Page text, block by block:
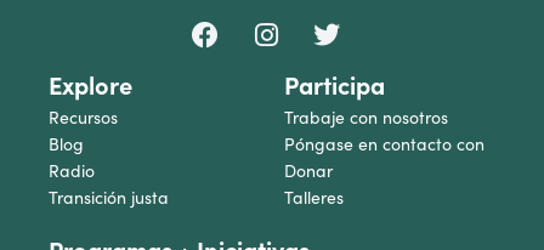
Explore
Recursos
Blog
Radio
Transición justa
Participa
Trabaje con nosotros
Póngase en contacto con
Donar
Talleres